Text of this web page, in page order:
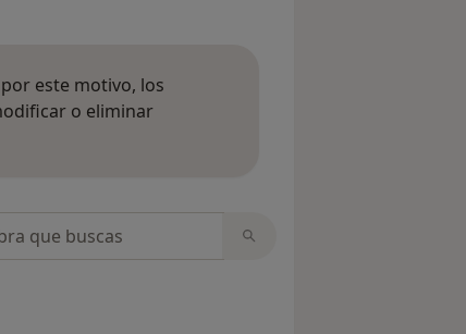
este motivo, los
o eliminar